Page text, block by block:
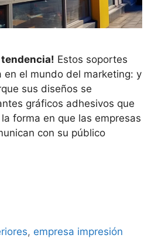
Estos soportes
en el mundo del marketing: y
sus diseños se
gráficos adhesivos que
forma en que las empresas
con su público
, empresa impresión